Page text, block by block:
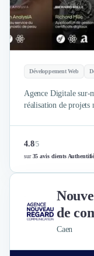
Développement Web
Agence Digitale sur-
réalisation de projets
4.8/5
sur35 avis clients
de
Caen